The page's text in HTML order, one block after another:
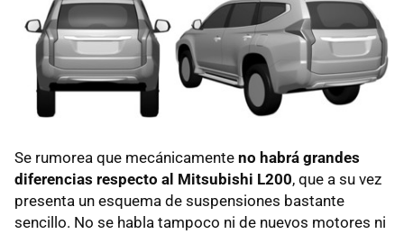
Se rumorea que mecánicamente no habrá grandes
diferencias respecto al Mitsubishi L200, que a su vez
presenta un esquema de suspensiones bastante
sencillo. No se habla tampoco ni de nuevos motores ni